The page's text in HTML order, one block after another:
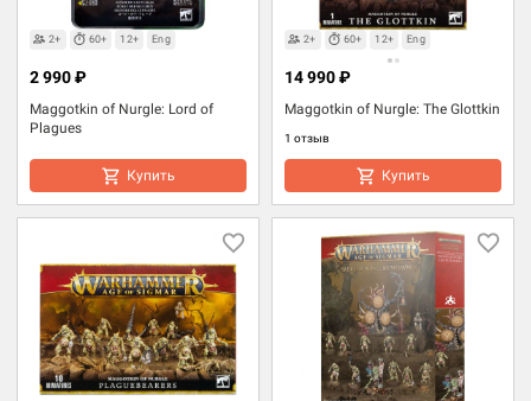
2+ 60+ 12+ Eng
Maggotkin of Nurgle: Lord of
Plagues
2 990 ₽
Купить
2+ 60+ 12+ Eng
Maggotkin of Nurgle: The Glottkin
1 отзыв
14 990 ₽
Купить